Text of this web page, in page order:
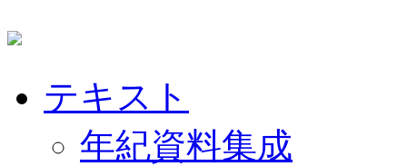
テキスト
年紀資料集成